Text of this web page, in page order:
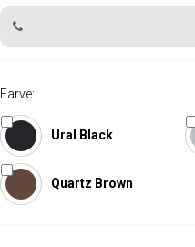
Farve:
Ural Black
Quartz Brown